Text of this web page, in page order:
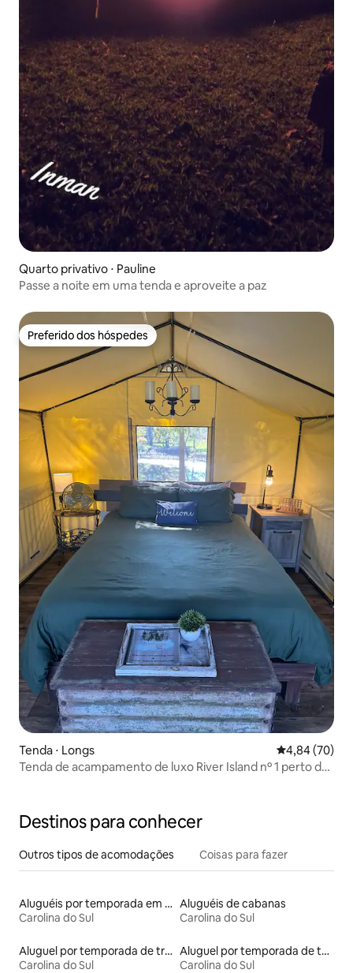
Quarto privativo ⋅ Pauline
Passe a noite em uma tenda e aproveite a paz
Preferido dos hóspedes
Preferido dos hóspedes
Tenda ⋅ Longs 4,84 de uma
4,84 (70)
Tenda de acampamento de luxo River Island nº 1 perto de
Destinos para conhecer
Outros tipos de acomodações Coisas para fazer
Aluguéis por temporada em hotéis-fazenda
Carolina do Sul
Aluguéis de cabanas
Carolina do Sul
Aluguel por temporada de trailers
Carolina do Sul
Aluguel por temporada de townhouses
Carolina do Sul